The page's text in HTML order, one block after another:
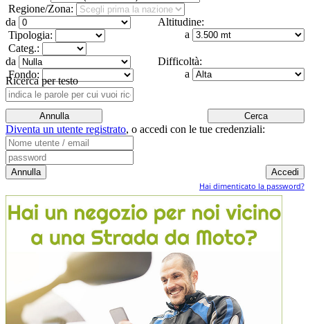
Regione/Zona:
Altitudine:
da
a
Tipologia:
Categ.:
Difficoltà:
da
a
Fondo:
Ricerca per testo
Diventa un utente registrato, o accedi con le tue credenziali:
Hai dimenticato la password?